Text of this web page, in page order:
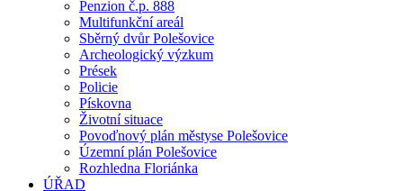
Penzion č.p. 888
Multifunkční areál
Sběrný dvůr Polešovice
Archeologický výzkum
Prések
Policie
Pískovna
Životní situace
Povoďnový plán městyse Polešovice
Územní plán Polešovice
Rozhledna Floriánka
ÚŘAD